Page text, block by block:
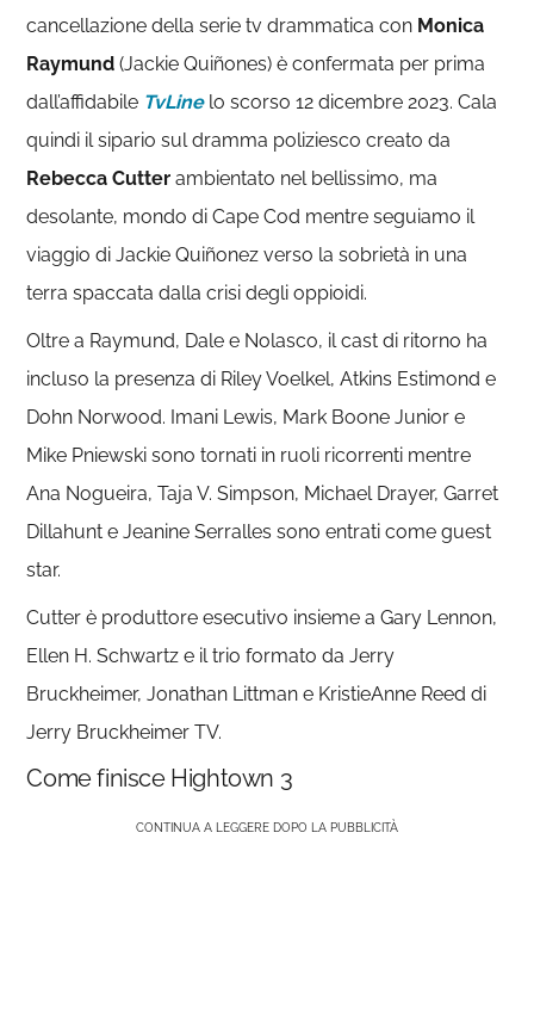
cancellazione della serie tv drammatica con Monica
Raymund(Jackie Quiñones) è confermata per prima
dall’affidabile TvLine lo scorso 12 dicembre 2023. Cala
quindi il sipario sul dramma poliziesco creato da
Rebecca Cutter ambientato nel bellissimo, ma
desolante, mondo di Cape Cod mentre seguiamo il
viaggio di Jackie Quiñonez verso la sobrietà in una
terra spaccata dalla crisi degli oppioidi.
Oltre a Raymund, Dale e Nolasco, il cast di ritorno ha
incluso la presenza di Riley Voelkel, Atkins Estimond e
Dohn Norwood. Imani Lewis, Mark Boone Junior e
Mike Pniewski sono tornati in ruoli ricorrenti mentre
Ana Nogueira, Taja V. Simpson, Michael Drayer, Garret
Dillahunt e Jeanine Serralles sono entrati come guest
star.
Cutter è produttore esecutivo insieme a Gary Lennon,
Ellen H. Schwartz e il trio formato da Jerry
Bruckheimer, Jonathan Littman e KristieAnne Reed di
Jerry Bruckheimer TV.
Come finisce Hightown 3
CONTINUA A LEGGERE DOPO LA PUBBLICITÀ